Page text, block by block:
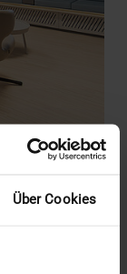
Über Cookies